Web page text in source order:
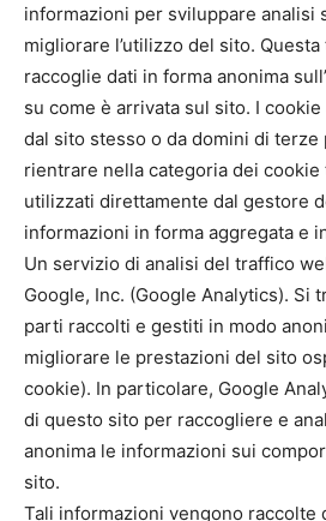
informazioni per sviluppare analisi
migliorare l’utilizzo del sito.
raccoglie dati in forma anonima
su come è arrivata sul sito. I
dal sito stesso o da domini di terze
rientrare nella categoria dei cookie
utilizzati direttamente dal gestore
informazioni in forma aggregata e
Un servizio di analisi del traffico
Google, Inc. (Google Analytics). Si
parti raccolti e gestiti in modo
migliorare le prestazioni del sito
cookie). In particolare, Google
di questo sito per raccogliere e
anonima le informazioni sui
sito.
Tali informazioni vengono raccolte